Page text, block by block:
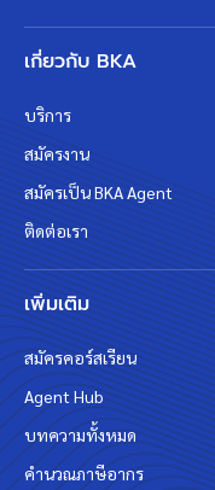
เกี่ยวกับ BKA
บริการ
สมัครงาน
สมัครเป็น BKA Agent
ติดต่อเรา
เพิ่มเติม
สมัครคอร์สเรียน
Agent Hub
บทความทั้งหมด
คำนวณภาษีอากร